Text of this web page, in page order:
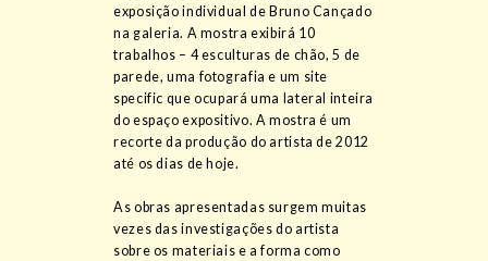
exposição individual de Bruno Cançado
na galeria. A mostra exibirá 10
trabalhos – 4 esculturas de chão, 5 de
parede, uma fotografia e um site
specific que ocupará uma lateral inteira
do espaço expositivo. A mostra é um
recorte da produção do artista de 2012
até os dias de hoje.
As obras apresentadas surgem muitas
vezes das investigações do artista
sobre os materiais e a forma como